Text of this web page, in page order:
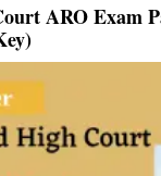
ARO Exam